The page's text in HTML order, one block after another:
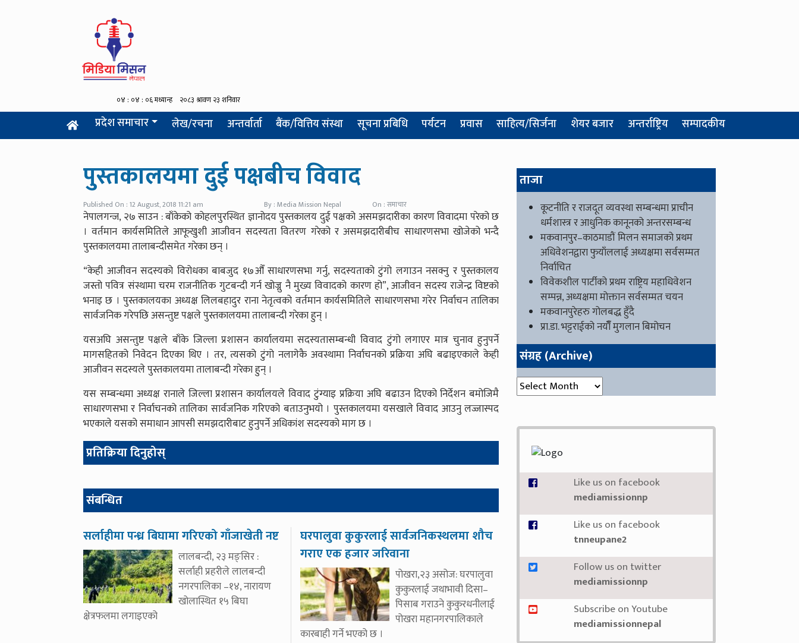
प्रदेश समाचार लेख/रचना अन्तर्वार्ता बैंक/वित्तिय संस्था सूचना प्रबिधि पर्यटन प्रवास साहित्य/सिर्जना शेयर बजार अन्तर्राष्ट्रिय सम्पादकीय
पुस्तकालयमा दुई पक्षबीच विवाद
Published On : 12 August, 2018 11:21 am By : Media Mission Nepal On : समाचार
नेपालगन्ज, २७ साउन : बाँकेको कोहलपुरस्थित ज्ञानोदय पुस्तकालय दुई पक्षको असमझदारीका कारण विवादमा परेको छ
। वर्तमान कार्यसमितिले आफूखुशी आजीवन सदस्यता वितरण गरेको र असमझदारीबीच साधारणसभा खोजेको भन्दै
पुस्तकालयमा तालाबन्दीसमेत गरेका छन् ।
“केही आजीवन सदस्यको विरोधका बाबजुद १७औँ साधारणसभा गर्नु, सदस्यताको टुंगो लगाउन नसक्नु र पुस्तकालय
जस्तो पवित्र संस्थामा चरम राजनीतिक गुटबन्दी गर्न खोज्नु नै मुख्य विवादको कारण हो”, आजीवन सदस्य राजेन्द्र विष्टको
भनाइ छ । पुस्तकालयका अध्यक्ष लिलबहादुर राना नेतृत्वको वर्तमान कार्यसमितिले साधारणसभा गरेर निर्वाचन तालिका
सार्वजनिक गरेपछि असन्तुष्ट पक्षले पुस्तकालयमा तालाबन्दी गरेका हुन् ।
यसअघि असन्तुष्ट पक्षले बाँके जिल्ला प्रशासन कार्यालयमा सदस्यतासम्बन्धी विवाद टुंगो लगाएर मात्र चुनाव हुनुपर्ने
मागसहितको निवेदन दिएका थिए । तर, त्यसको टुंगो नलागेकै अवस्थामा निर्वाचनको प्रक्रिया अघि बढाइएकाले केही
आजीवन सदस्यले पुस्तकालयमा तालाबन्दी गरेका हुन् ।
यस सम्बन्धमा अध्यक्ष रानाले जिल्ला प्रशासन कार्यालयले विवाद टुंग्याइ प्रक्रिया अघि बढाउन दिएको निर्देशन बमोजिमै
साधारणसभा र निर्वाचनको तालिका सार्वजनिक गरिएको बताउनुभयो । पुस्तकालयमा यसखाले विवाद आउनु लज्जास्पद
भएकाले यसको समाधान आपसी समझदारीबाट हुनुपर्ने अधिकांश सदस्यको माग छ ।
प्रतिक्रिया दिनुहोस्
संबन्धित
सर्लाहीमा पन्ध्र बिघामा गरिएको गाँजाखेती नष्ट
लालबन्दी, २३ मङ्सिर :
सर्लाही प्रहरीले लालबन्दी
नगरपालिका –१४, नारायण
खोलास्थित १५ बिघा
क्षेत्रफलमा लगाइएको
घरपालुवा कुकुरलाई सार्वजनिकस्थलमा शौच
गराए एक हजार जरिवाना
पोखरा,२३ असोज: घरपालुवा
कुकुरलाई जथाभावी दिसा–
पिसाब गराउने कुकुरधनीलाई
पोखरा महानगरपालिकाले
कारबाही गर्ने भएको छ ।
ताजा
कूटनीति र राजदूत व्यवस्था सम्बन्धमा प्राचीन
धर्मशास्त्र र आधुनिक कानूनको अन्तरसम्बन्ध
मकवानपुर–काठमाडौं मिलन समाजको प्रथम
अधिवेशनद्वारा फुयाँललाई अध्यक्षमा सर्वसम्मत
निर्वाचित
विवेकशील पार्टीको प्रथम राष्ट्रिय महाधिवेशन
सम्पन्न, अध्यक्षमा मोक्तान सर्वसम्मत चयन
मकवानपुरेहरु गोलबद्ध हुँदै
प्रा.डा. भट्टराईको नयाँँ मुगलान बिमोचन
संग्रह (Archive)
संग्रह (Archive)
Like us on facebook
mediamissionnp
Like us on facebook
tnneupane2
Follow us on twitter
mediamissionnp
Subscribe on Youtube
mediamissionnepal